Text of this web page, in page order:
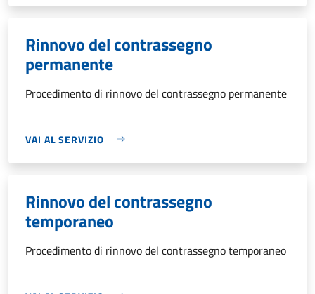
Rinnovo del contrassegno
permanente
Procedimento di rinnovo del contrassegno permanente
VAI AL SERVIZIO
Rinnovo del contrassegno
temporaneo
Procedimento di rinnovo del contrassegno temporaneo